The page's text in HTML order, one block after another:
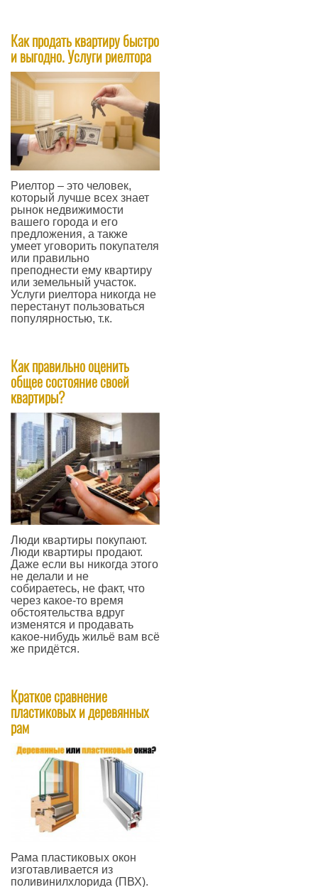
Как продать квартиру быстро
и выгодно. Услуги риелтора
​Риелтор – это человек,
который лучше всех знает
рынок недвижимости
вашего города и его
предложения, а также
умеет уговорить покупателя
или правильно
преподнести ему квартиру
или земельный участок.
Услуги риелтора никогда не
перестанут пользоваться
популярностью, т.к.
Как правильно оценить
общее состояние своей
квартиры?
Люди квартиры покупают.
Люди квартиры продают.
Даже если вы никогда этого
не делали и не
собираетесь, не факт, что
через какое-то время
обстоятельства вдруг
изменятся и продавать
какое-нибудь жильё вам всё
же придётся.
Краткое сравнение
пластиковых и деревянных
рам
Рама пластиковых окон
изготавливается из
поливинилхлорида (ПВХ).